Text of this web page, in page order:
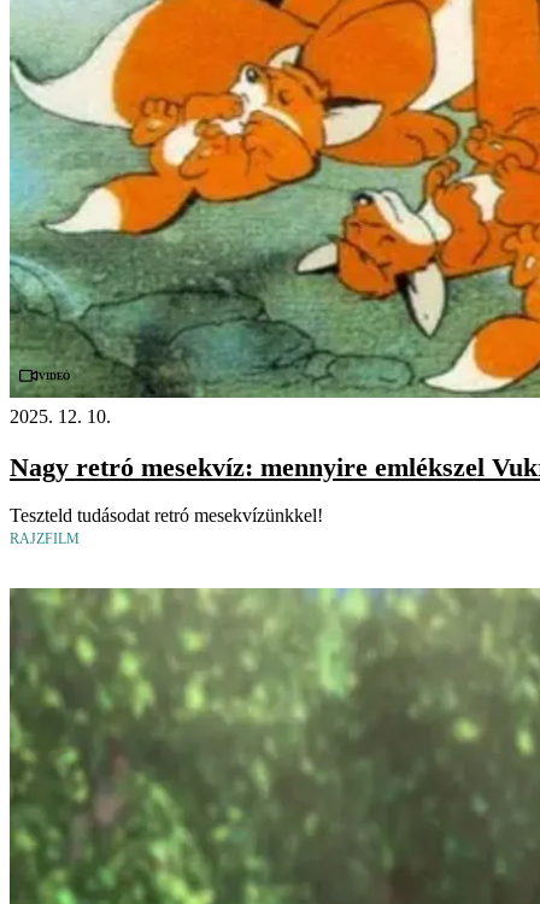
Videó
2025. 12. 10.
Nagy retró mesekvíz: mennyire emlékszel
Teszteld tudásodat retró mesekvízünkkel!
RAJZFILM